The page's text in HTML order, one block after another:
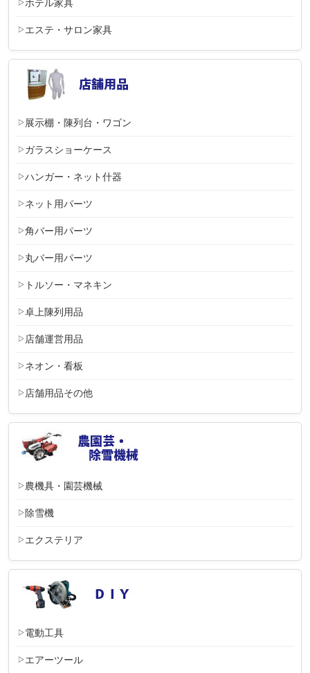
エステ・サロン家具
展示棚・陳列台・ワゴン
ガラスショーケース
ハンガー・ネット什器
ネット用パーツ
角バー用パーツ
丸バー用パーツ
トルソー・マネキン
卓上陳列用品
店舗運営用品
ネオン・看板
店舗用品その他
農機具・園芸機械
除雪機
エクステリア
電動工具
エアーツール